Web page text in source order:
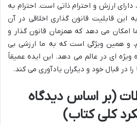
دارای ارزش و احترام ذاتی است. احترام به
به این قابلیت قانون گذاری اخلاقی در آن
امکان می دهد که همزمان قانون گذار و
و همین ویژگی است که به ما ارزشی بی
ای در عالم می دهد. این ایده عمیقاً
در قبال خود و دیگران یادآوری می کند.
(بر اساس دیدگاه
کلی کتاب)